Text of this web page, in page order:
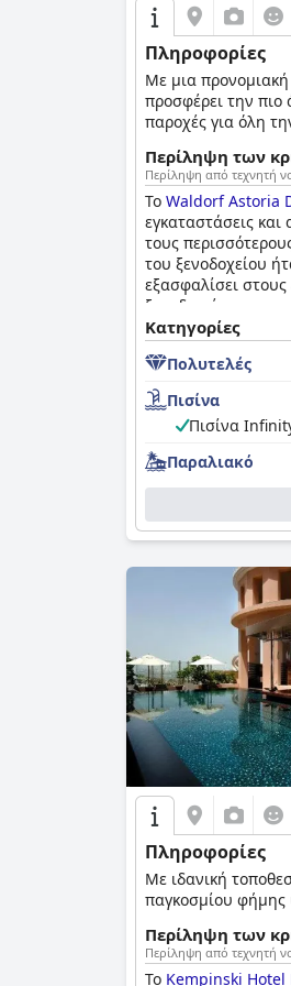
Πληροφορίες
Με μια προνομιακή
προσφέρει την πιο
παροχές για όλη
Περίληψη των
Περίληψη από τεχνητή
Το Waldorf Astoria
εγκαταστάσεις
τους
του ξενοδοχείου
εξασφαλίσει
ξενοδοχείου στον
ξενοδοχείο που
Κατηγορίες
Πολυτελές
Πισίνα
Πισίνα
Παραλιακό
Πληροφορίες
Με ιδανική
παγκοσμίου
Περίληψη των
Περίληψη από τεχνητή
Το Kempinski